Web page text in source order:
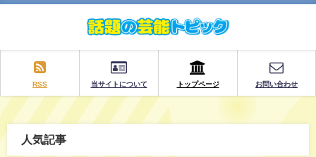
RSS 当サイトについて トップページ お問い合わせ
人気記事